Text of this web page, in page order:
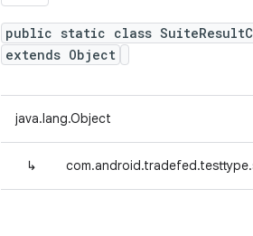
public static class
extends Object
java.lang.Object
↳